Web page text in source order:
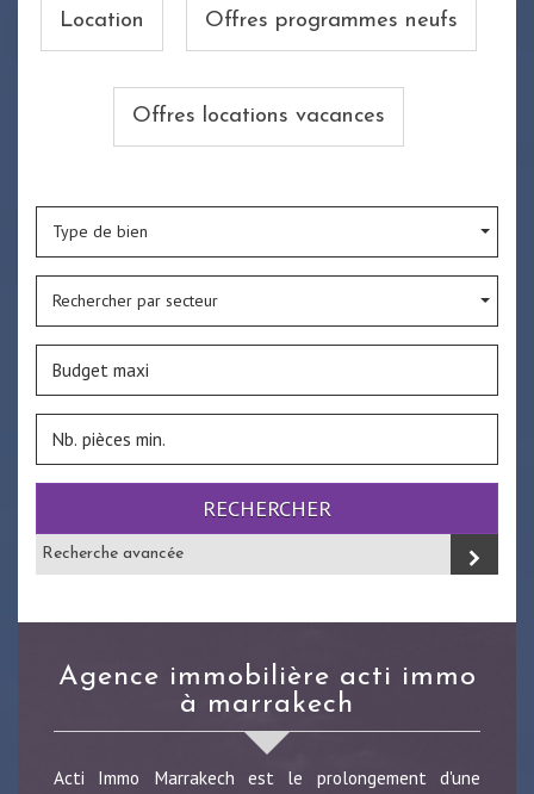
Location Offres programmes neufs
Offres locations vacances
Type de bien
Rechercher par secteur
RECHERCHER
Recherche avancée
agence immobilière acti immo
à marrakech
Acti Immo Marrakech est le prolongement d'une